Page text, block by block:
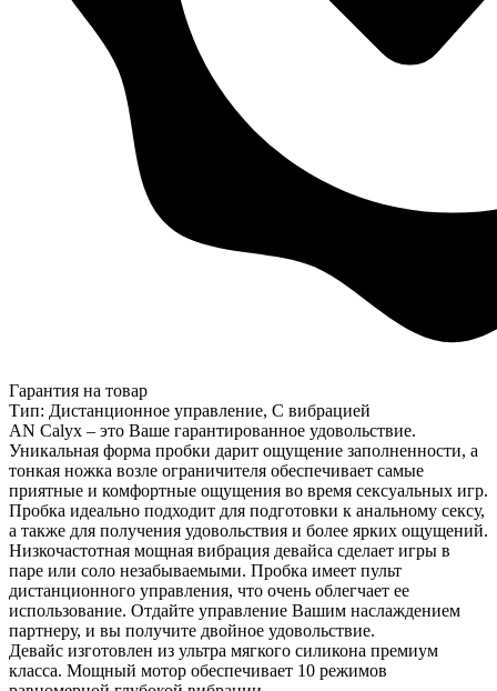
Гарантия на товар
Тип: Дистанционное управление, С вибрацией
AN Calyx – это Ваше гарантированное удовольствие.
Уникальная форма пробки дарит ощущение заполненности, а
тонкая ножка возле ограничителя обеспечивает самые
приятные и комфортные ощущения во время сексуальных игр.
Пробка идеально подходит для подготовки к анальному сексу,
а также для получения удовольствия и более ярких ощущений.
Низкочастотная мощная вибрация девайса сделает игры в
паре или соло незабываемыми. Пробка имеет пульт
дистанционного управления, что очень облегчает ее
использование. Отдайте управление Вашим наслаждением
партнеру, и вы получите двойное удовольствие.
Девайс изготовлен из ультра мягкого силикона премиум
класса. Мощный мотор обеспечивает 10 режимов